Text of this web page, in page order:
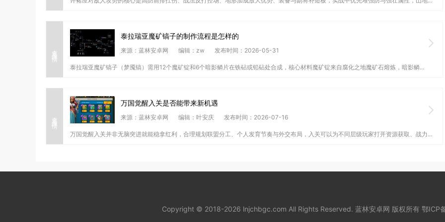
查看详情
泰拉瑞亚魔矿镐子的制作流程是怎样的
来源：蓝林安卓网 编辑：zw 发布时间：2026-05-31
泰拉瑞亚魔矿镐子（梦魇镐）需用12个魔矿锭和6个暗影鳞片在铁砧或铅砧处合成，核心材料魔矿锭来自腐化之地魔矿石熔炼，暗影鳞...
查看详情
万国觉醒入关是否能带来新机遇
来源：蓝林安卓网 编辑：叶安庆 发布时间：2026-07-16
万国觉醒入关并非无脑突进就能稳拿红利，合理规划联盟分工、个人发育节奏与外交布局，入关可以为不同层级玩家打开资源获取、战力...
Copyright © 2018-2026 lnjchbgc.com All Rights Reserved. 蓝林安卓网 版权所有 鄂ICP